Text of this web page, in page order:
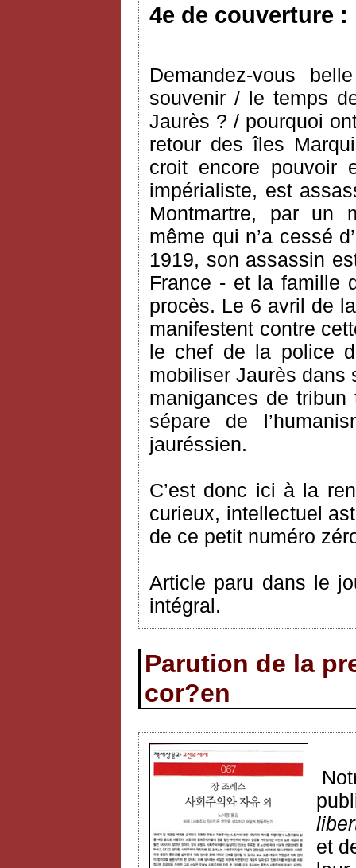
4e de couverture :
Demandez-vous
souvenir / le temps
Jaurès ? / pourquoi
retour des îles
croit encore pouvoir
impérialiste, est
Montmartre, par un
même qui n’a cessé
1919, son assassin
France - et la famille
procès. Le 6 avril de
manifestent contre
le chef de la police
mobiliser Jaurès dans
manigances de
sépare de
jauréssien.
C’est donc ici à la
curieux, intellectuel
de ce petit numéro
Article paru dans le
intégral.
Parution de la
cor?en
et